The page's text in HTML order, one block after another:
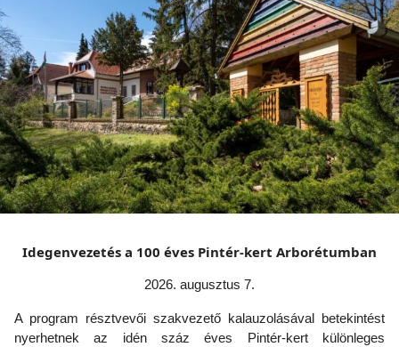
Idegenvezetés a 100 éves Pintér-kert Arborétumban
2026. augusztus 7.
A program résztvevői szakvezető kalauzolásával betekintést
nyerhetnek az idén száz éves Pintér-kert különleges